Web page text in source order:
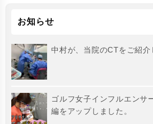
お知らせ
中村が、当院のCTをご紹介
ゴルフ女子インフルエンサ
編をアップしました。